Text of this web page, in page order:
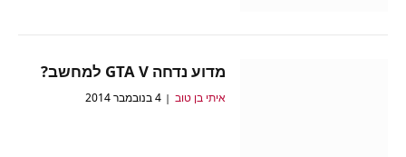
מדוע נדחה GTA V למחשב?
איתי בן טוב 4 בנובמבר 2014